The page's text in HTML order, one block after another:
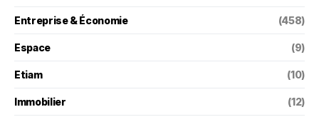
Entreprise & Économie (458)
Espace (9)
Etiam (10)
Immobilier (12)